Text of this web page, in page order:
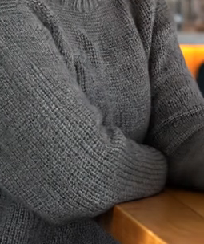
AI動画生成の高度な
使用して、Googleの Geminiマル
エンタープライズレベルの機能を
イノベーションでプレミアムツ
ショナルな品質を提供します。
技術